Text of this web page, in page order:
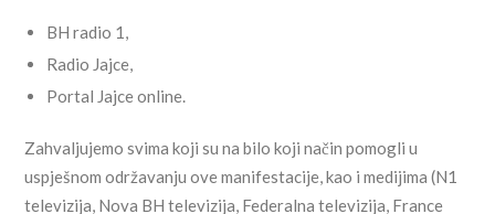
BH radio 1,
Radio Jajce,
Portal Jajce online.
Zahvaljujemo svima koji su na bilo koji način pomogli u
uspješnom održavanju ove manifestacije, kao i medijima (N1
televizija, Nova BH televizija, Federalna televizija, France